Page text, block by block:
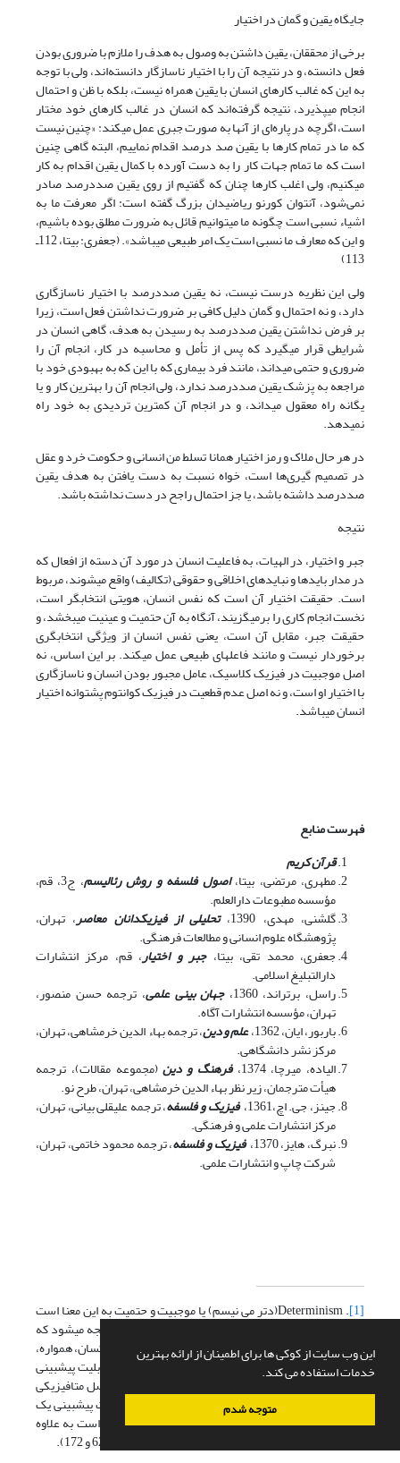
این وب سایت از کوکی ها برای اطمینان از ارائه بهترین
خدمات استفاده می کند.
متوجه شدم
جایگاه یقین و گمان در اختیار
برخی از محققان، یقین داشتن به وصول به هدف را ملازم با ضروری بودن
فعل دانسته، و در نتیجه آن را با اختیار ناسازگار دانسته‌اند، ولی با توجه
به این که غالب کارهای انسان با یقین همراه نیست، بلکه با ظن و احتمال
انجام ‌‎می‎پذیرد، نتیجه گرفته‌اند که انسان در غالب کارهای خود مختار
است، اگرچه در پاره‌ای از آنها به صورت جبری عمل می‎کند: «چنین نیست
که ما در تمام کارها با یقین صد درصد اقدام نماییم، البته گاهی چنین
است که ما تمام جهات کار را به دست آورده با کمال یقین اقدام به کار
می‎کنیم، ولی اغلب کارها چنان که گفتیم از روی یقین صددرصد صادر
نمی‌شود، آنتوان کورنو ریاضیدان بزرگ گفته است: اگر معرفت ما به
اشیاء نسبی است چگونه ما می‎توانیم قائل به ضرورت مطلق بوده باشیم،
و این که معارف ما نسبی است یک امر طبیعی ‌‎می‎باشد». (جعفری: بی‏تا، 112ـ
113)
ولی این نظریه درست نیست، نه یقین صددرصد با اختیار ناسازگاری
دارد، و نه احتمال و گمان دلیل کافی بر ضرورت نداشتن فعل است، زیرا
بر فرض نداشتن یقین صددرصد به رسیدن به هدف، گاهی انسان در
شرایطی قرار ‌‎می‎گیرد که پس از تأمل و محاسبه در کار، انجام آن را
ضروری و حتمی می‎داند، مانند فرد بیماری که با این که به بهبودی خود با
مراجعه به پزشک یقین صددرصد ندارد، ولی انجام آن را بهترین کار و یا
یگانه راه معقول می‎داند، و در انجام آن کمترین تردیدی به خود راه
نمی‎دهد.
در هر حال ملاک و رمز اختیار همانا تسلط من انسانی و حکومت خرد و عقل
در تصمیم گیری‌ها است، خواه نسبت به دست یافتن به هدف یقین
صددرصد داشته باشد، یا جز احتمال راجح در دست نداشته باشد.
نتیجه
جبر و اختیار، در الهیات، به فاعلیت انسان در مورد آن دسته از افعال که
در مدار بایدها و نبایدهای اخلاقی و حقوقی (تکالیف) واقع می‎شوند، مربوط
است. حقیقت اختیار آن است که نفس انسان، هویتی انتخاب‏گر است،
نخست انجام کاری را برمی‏گزیند، آن‏گاه به آن حتمیت و عینیت می‏بخشد، و
حقیقت جبر، مقابل آن است، یعنی نفس انسان از ویژگی انتخاب‏گری
برخوردار نیست و مانند فاعل‏های طبیعی عمل می‏کند. بر این اساس، نه
اصل موجبیت در فیزیک کلاسیک، عامل مجبور بودن انسان و ناسازگاری
با اختیار او است، و نه اصل عدم قطعیت در فیزیک کوانتوم پشتوانه اختیار
انسان می‏باشد.
فهرست منابع
قرآن کریم
مطهری، مرتضی، بی‏تا،اصول فلسفه و روش رئالیسم ، ج3، قم،
مؤسسه مطبوعات دارالعلم.
گلشنی، مهدی، 1390، تحلیلی از فیزیکدانان معاصر، تهران،
پژوهشگاه علوم انسانی و مطالعات فرهنگی.
جعفری، محمد تقی، بی‏تا،جبر و اختیار، قم، مرکز انتشارات
دارالتبلیغ اسلامی.
راسل، برتراند، 1360، جهان بینی علمی، ترجمه حسن منصور،
تهران، مؤسسه انتشارات آگاه.
باربور، ایان، 1362، علم و دین، ترجمه بهاء الدین خرمشاهی، تهران،
مرکز نشر دانشگاهی.
الیاده، میرچا، 1374، فرهنگ و دین(مجموعه مقالات)، ترجمه
هیأت مترجمان، زیر نظر بهاء الدین خرمشاهی، تهران، طرح نو.
جینز، جی. اچ،1361، فیزیک و فلسفه، ترجمه علیقلی بیانی، تهران،
مرکز انتشارات علمی و فرهنگی.
نبرگ، هایز، 1370، فیزیک و فلسفه، ترجمه محمود خاتمی، تهران،
شرکت چاپ و انتشارات علمی.
[1] . Determinism(دتر می نیسم) یا موجبیت و حتمیت به این معنا است
که هر حادثه علتی دارد ( اصل علیت عامه) از این اصل نتیجه می‏شود که
رابطه بین علت و معلول یک رابطه ضروری است و از علل یکسان، همواره،
معلول‏های یکسان نتیجه می‏شود. گاهی موجبیت به معنای قابلیت پیش‏بینی
به کار رفته است، اما این دو یکی نیست، علیت عامه یک اصل متافیزیکی
است و به آنچه در واقع وجود دارد مربوط است، اما قابلیت پیش‎بینی یک
اصل معرفت شناختی است که مستلزم اعتبار علیت عامه است به علاوه